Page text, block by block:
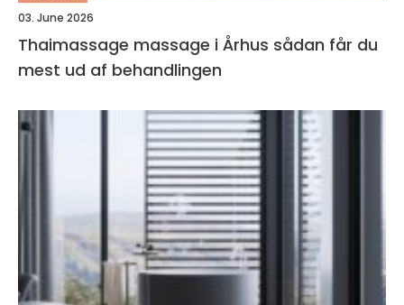
03. June 2026
Thaimassage massage i Århus sådan får du
mest ud af behandlingen